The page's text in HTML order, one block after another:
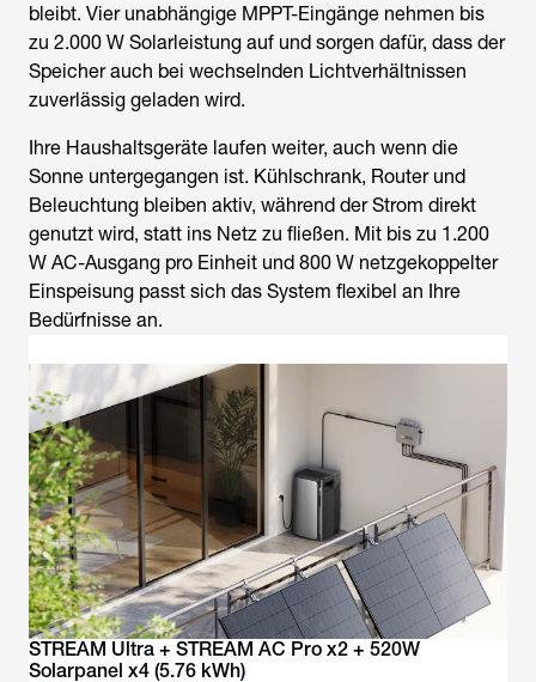
bleibt. Vier unabhängige MPPT-Eingänge nehmen bis
zu 2.000 W Solarleistung auf und sorgen dafür, dass der
Speicher auch bei wechselnden Lichtverhältnissen
zuverlässig geladen wird.
Ihre Haushaltsgeräte laufen weiter, auch wenn die
Sonne untergegangen ist. Kühlschrank, Router und
Beleuchtung bleiben aktiv, während der Strom direkt
genutzt wird, statt ins Netz zu fließen. Mit bis zu 1.200
W AC-Ausgang pro Einheit und 800 W netzgekoppelter
Einspeisung passt sich das System flexibel an Ihre
Bedürfnisse an.
STREAM Ultra + STREAM AC Pro x2 + 520W
Solarpanel x4 (5.76 kWh)